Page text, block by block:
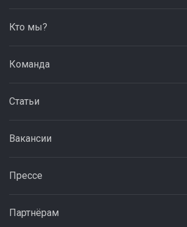
Кто мы?
Команда
Статьи
Вакансии
Прессе
Партнёрам